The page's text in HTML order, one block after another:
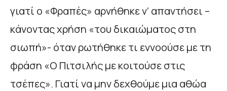
γιατί ο «Φραπές» αρνήθηκε ν’ απαντήσει –
κάνοντας χρήση «του δικαιώματος στη
σιωπή»- όταν ρωτήθηκε τι εννοούσε με τη
φράση «Ο Πιτσιλής με κοιτούσε στις
τσέπες». Γιατί να μην δεχθούμε μια αθώα